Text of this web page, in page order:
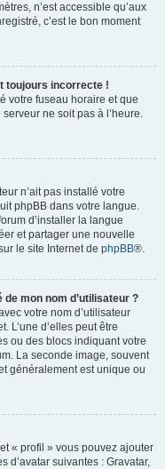
n’est accessible qu’aux
c’est le bon moment
toujours incorrecte !
votre fuseau horaire et que
ne soit pas à l’heure.
n’ait pas installé votre
phpBB dans votre langue.
d’installer la langue
et partager une nouvelle
le site Internet de phpBB®.
mon nom d’utilisateur ?
votre nom d’utilisateur
L’une d’elles peut être
ou des blocs indiquant votre
La seconde image, souvent
généralement est unique ou
« profil » vous pouvez ajouter
d’avatar suivantes : Gravatar,